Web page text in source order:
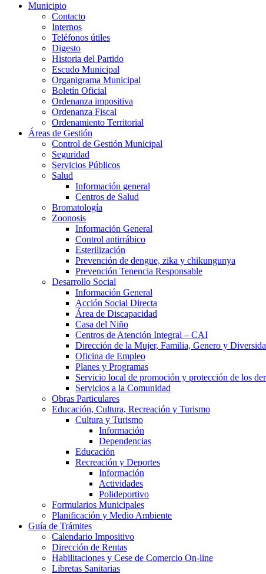
Municipio
Contacto
Internos
Teléfonos útiles
Digesto
Historia del Partido
Escudo Municipal
Organigrama Municipal
Boletín Oficial
Ordenanza impositiva
Ordenanza Fiscal
Ordenamiento Territorial
Áreas de Gestión
Control de Gestión Municipal
Seguridad
Servicios Públicos
Salud
Información general
Centros de Salud
Bromatología
Zoonosis
Información General
Control antirrábico
Esterilización
Prevención de dengue, zika y chikungunya
Prevención Tenencia Responsable
Desarrollo Social
Información General
Acción Social Directa
Área de Discapacidad
Casa del Niño
Centros de Atención Integral – CAI
Dirección de la Mujer, Familia, Genero y
Oficina de Empleo
Planes y Programas
Servicio local de promoción y protección de los
Servicios a la Comunidad
Obras Particulares
Educación, Cultura, Recreación y Turismo
Cultura y Turismo
Información
Dependencias
Educación
Recreación y Deportes
Información
Actividades
Polideportivo
Formularios Municipales
Planificación y Medio Ambiente
Guía de Trámites
Calendario Impositivo
Dirección de Rentas
Habilitaciones y Cese de Comercio On-line
Libretas Sanitarias